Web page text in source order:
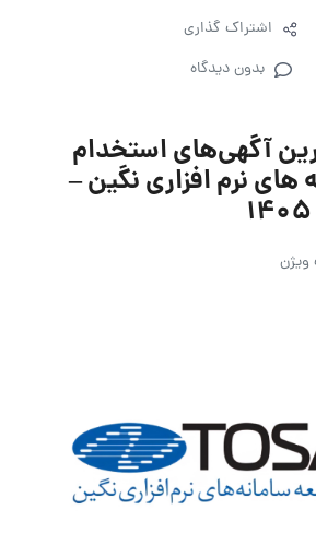
اشتراک گذاری
بدون دیدگاه
آگهی‌های استخدام
نرم افزاری نگین –